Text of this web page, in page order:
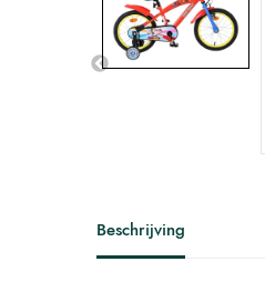
Beschrijving